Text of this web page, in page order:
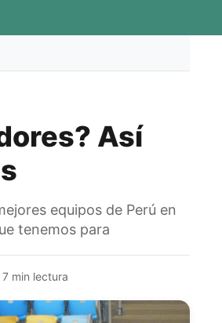
Así
equipos de Perú en
tenemos para
7 min lectura